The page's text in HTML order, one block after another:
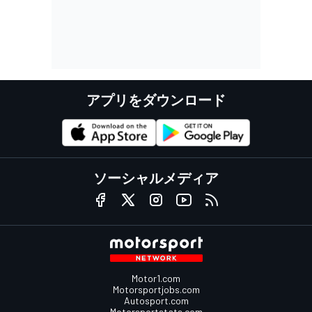
アプリをダウンロード
ソーシャルメディア
Motor1.com
Motorsportjobs.com
Autosport.com